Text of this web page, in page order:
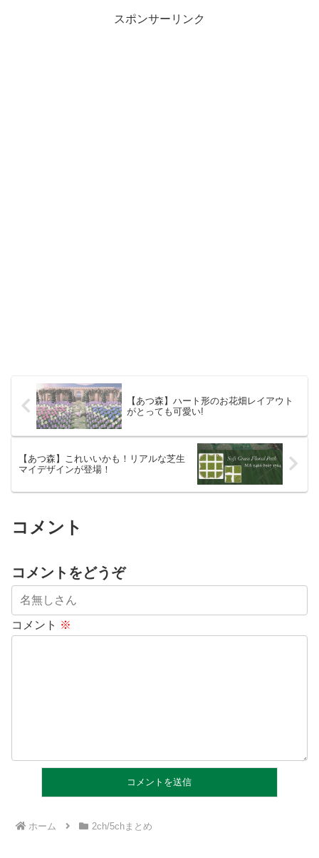
スポンサーリンク
【あつ森】ハート形のお花畑レイアウト
がとっても可愛い!
【あつ森】これいいかも！リアルな芝生
マイデザインが登場！
コメント
コメントをどうぞ
コメント ※
ホーム 2ch/5chまとめ